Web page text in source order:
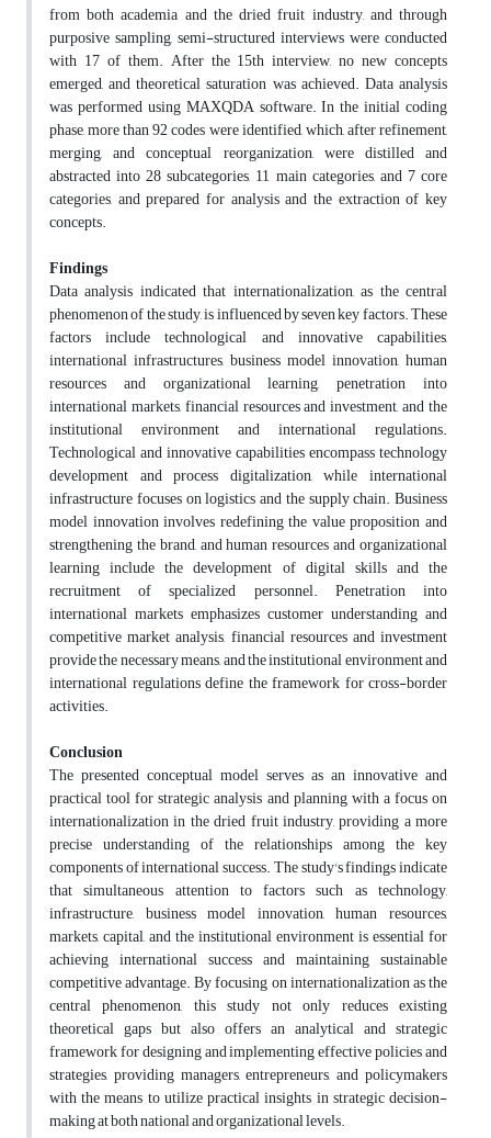
from both academia and the dried fruit industry, and through
purposive sampling, semi-structured interviews were conducted
with 17 of them. After the 15th interview, no new concepts
emerged, and theoretical saturation was achieved. Data analysis
was performed using MAXQDA software. In the initial coding
phase, more than 92 codes were identified, which, after refinement,
merging, and conceptual reorganization, were distilled and
abstracted into 28 subcategories, 11 main categories, and 7 core
categories, and prepared for analysis and the extraction of key
concepts.
Findings
Data analysis indicated that internationalization, as the central
phenomenon of the study, is influenced by seven key factors. These
factors include technological and innovative capabilities,
international infrastructures, business model innovation, human
resources and organizational learning, penetration into
international markets, financial resources and investment, and the
institutional environment and international regulations.
Technological and innovative capabilities encompass technology
development and process digitalization, while international
infrastructure focuses on logistics and the supply chain. Business
model innovation involves redefining the value proposition and
strengthening the brand, and human resources and organizational
learning include the development of digital skills and the
recruitment of specialized personnel. Penetration into
international markets emphasizes customer understanding and
competitive market analysis, financial resources and investment
provide the necessary means, and the institutional environment and
international regulations define the framework for cross-border
activities.
Conclusion
The presented conceptual model serves as an innovative and
practical tool for strategic analysis and planning with a focus on
internationalization in the dried fruit industry, providing a more
precise understanding of the relationships among the key
components of international success. The study's findings indicate
that simultaneous attention to factors such as technology,
infrastructure, business model innovation, human resources,
markets, capital, and the institutional environment is essential for
achieving international success and maintaining sustainable
competitive advantage. By focusing on internationalization as the
central phenomenon, this study not only reduces existing
theoretical gaps but also offers an analytical and strategic
framework for designing and implementing effective policies and
strategies, providing managers, entrepreneurs, and policymakers
with the means to utilize practical insights in strategic decision-
making at both national and organizational levels.